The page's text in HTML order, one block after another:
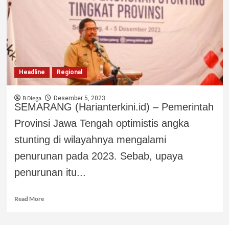
Headline Regional
B Diega Desember 5, 2023
SEMARANG (Harianterkini.id) – Pemerintah
Provinsi Jawa Tengah optimistis angka
stunting di wilayahnya mengalami
penurunan pada 2023. Sebab, upaya
penurunan itu...
Read More